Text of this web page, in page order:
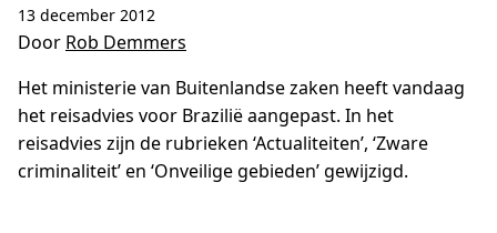
13 december 2012
Door Rob Demmers
Het ministerie van Buitenlandse zaken heeft vandaag
het reisadvies voor Brazilië aangepast. In het
reisadvies zijn de rubrieken ‘Actualiteiten’, ‘Zware
criminaliteit’ en ‘Onveilige gebieden’ gewijzigd.